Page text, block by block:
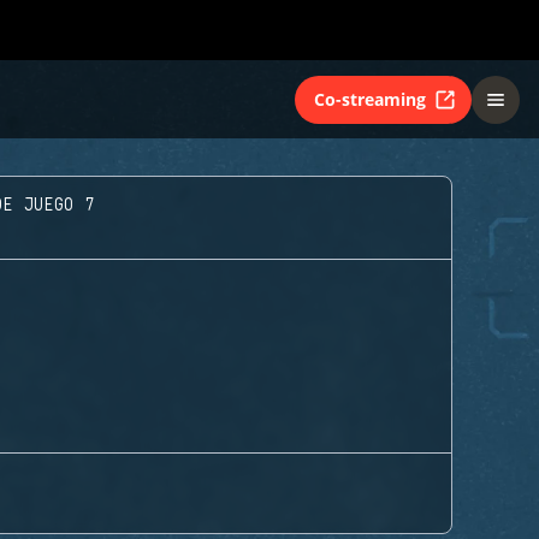
Co-streaming
JUEGO 7